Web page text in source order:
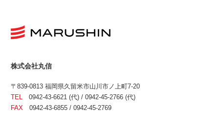
株式会社丸信
〒839-0813 福岡県久留米市山川市ノ上町7-20
TEL
0942-43-6621 (代) / 0942-45-2766 (代)
FAX 0942-43-6855 / 0942-45-2769